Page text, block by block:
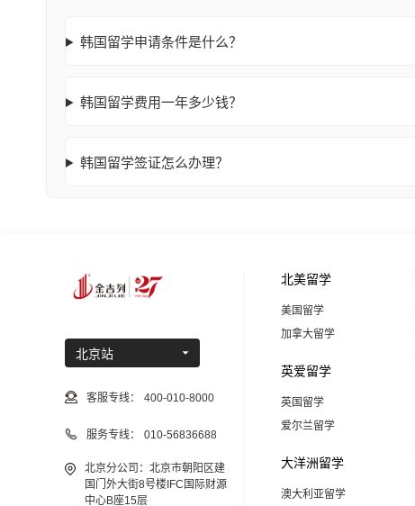
韩国留学申请条件是什么？
韩国留学费用一年多少钱？
韩国留学签证怎么办理？
北京站
客服专线： 400-010-8000
服务专线： 010-56836688
北京分公司：北京市朝阳区建
国门外大街8号楼IFC国际财源
中心B座15层
北美留学
美国留学
加拿大留学
英爱留学
英国留学
爱尔兰留学
大洋洲留学
澳大利亚留学